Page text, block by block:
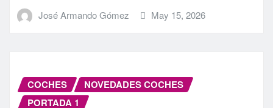
José Armando Gómez May 15, 2026
COCHES
NOVEDADES COCHES
PORTADA 1